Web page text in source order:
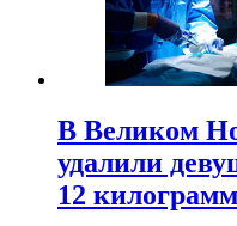
В Великом
удалили
12